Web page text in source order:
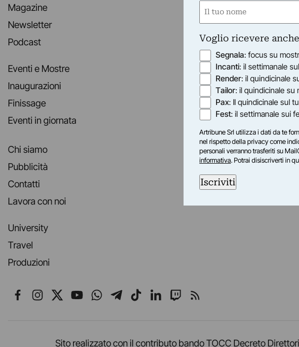
Magazine
Newsletter
Podcast
Eventi e Mostre
Inaugurazioni
Finissage
Eventi in giornata
Chi siamo
Pubblicità
Contatti
Lavora con noi
University
Travel
Produzioni
Seguici su Facebook
Seguici su Instagram
Seguici su X
Seguici su YouTube
Seguici su WhatsApp
Seguici su Telegram
Seguici su TikTok
Seguici su LinkedIn
Seguici su Twitch
Seguici su Rss
Sito realizzato con il contributo bando TOCC Decreto
Nome
Voglio ricevere
Segnala: focus su
Incanti: il settimanale
Render: il quindicinale
Tailor: il quindicinale su
Pax: Il quindicinale sul
Fest: il settimanale sui
Artribune Srl utilizza i dati da te
nel rispetto della privacy come
personali verranno trasferiti su
informativa. Potrai disiscriverti in
Iscriviti